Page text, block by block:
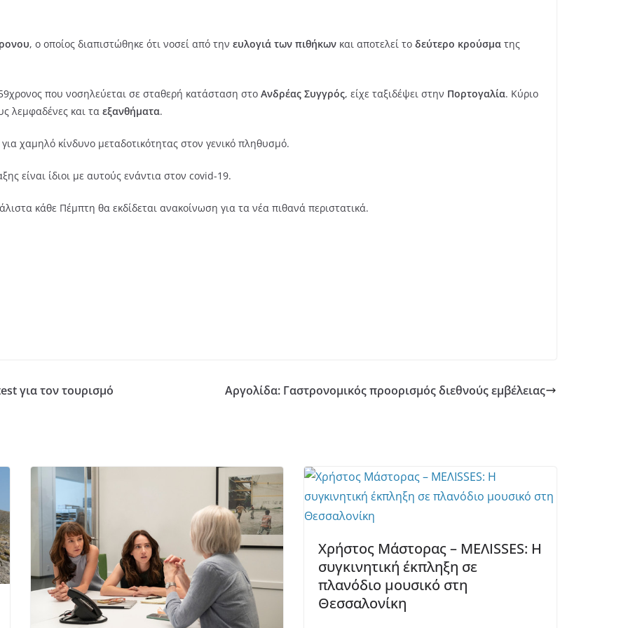
, ο οποίος διαπιστώθηκε ότι νοσεί από την ευλογιά των πιθήκων και αποτελεί το δεύτερο κρούσμα της
που νοσηλεύεται σε σταθερή κατάσταση στο Ανδρέας Συγγρός, είχε ταξιδέψει στην Πορτογαλία. Κύριο
λεμφαδένες και τα εξανθήματα.
χαμηλό κίνδυνο μεταδοτικότητας στον γενικό πληθυσμό.
είναι ίδιοι με αυτούς ενάντια στον covid-19.
κάθε Πέμπτη θα εκδίδεται ανακοίνωση για τα νέα πιθανά περιστατικά.
για τον τουρισμό Αργολίδα: Γαστρονομικός προορισμός διεθνούς εμβέλειας
Χρήστος Μάστορας – MEΛΙSSES: Η
συγκινητική έκπληξη σε
πλανόδιο μουσικό στη
Θεσσαλονίκη